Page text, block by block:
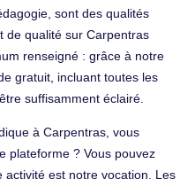
sont des qualités
de qualité sur Carpentras
renseigné : grâce à notre
gratuit, incluant toutes les
suffisamment éclairé.
à Carpentras, vous
plateforme ? Vous pouvez
est notre vocation. Les